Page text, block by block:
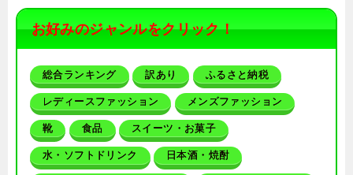
お好みのジャンルをクリック！
総合ランキング 訳あり ふるさと納税
レディースファッション メンズファッション
靴 食品 スイーツ・お菓子
水・ソフトドリンク 日本酒・焼酎